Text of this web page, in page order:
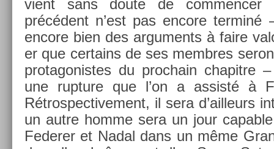
vient sans doute de
précédent n’est pas en­core
en­core bien des ar­gu­ments à faire
er que cer­tains de ses mem­bres
pro­tagonis­tes du pro­chain chapit­re
une rup­ture que l’on a as­s­isté à
Rétros­pective­ment, il sera d’ail­leurs
un autre homme sera un jour
Feder­er et Nadal dans un même